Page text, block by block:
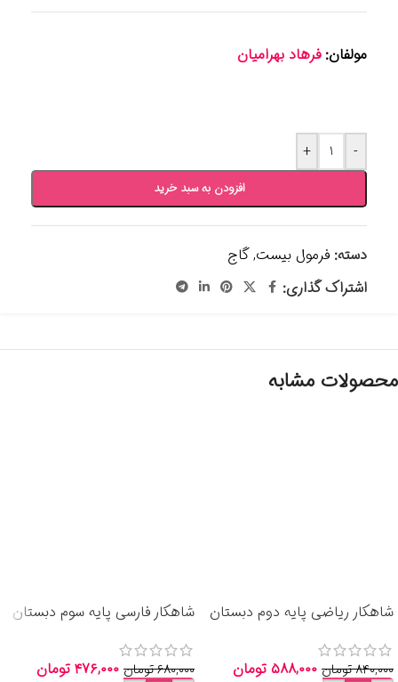
مولفان:فرهاد بهرامیان
-
+
افزودن به سبد خرید
دسته: فرمول بیست,گاج
اشتراک گذاری:
محصولات مشابه
شاهکار ریاضی پایه دوم دبستان
۸۴۰,۰۰۰تومان ۵۸۸,۰۰۰ تومان
شاهکار فارسی پایه سوم دبستان
۶۸۰,۰۰۰تومان ۴۷۶,۰۰۰ تومان